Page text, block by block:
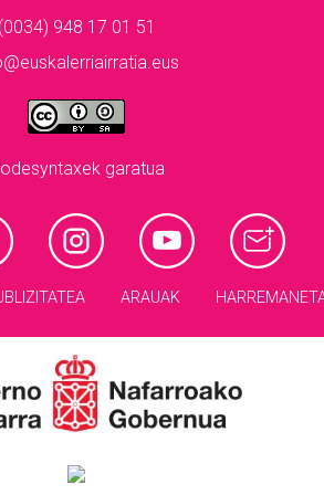
(0034) 948 17 01 51
garatua
ARAUAK